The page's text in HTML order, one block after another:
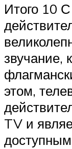
Итого 10
звучание,
этом,
TV и